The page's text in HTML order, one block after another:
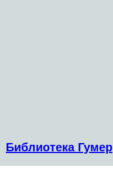
Библиотека Гумер